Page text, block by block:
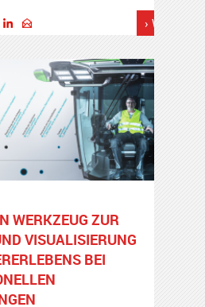
›
WERKZEUG ZUR
VISUALISIERUNG
BEI